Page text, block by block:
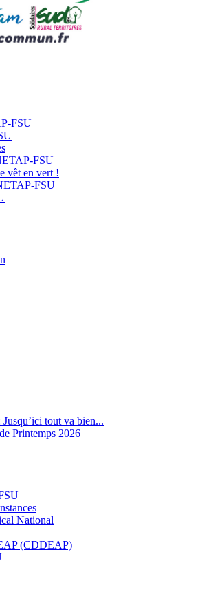
FSU
FSU
vêt en vert !
FSU
tout va bien...
Printemps 2026
National
(CDDEAP)